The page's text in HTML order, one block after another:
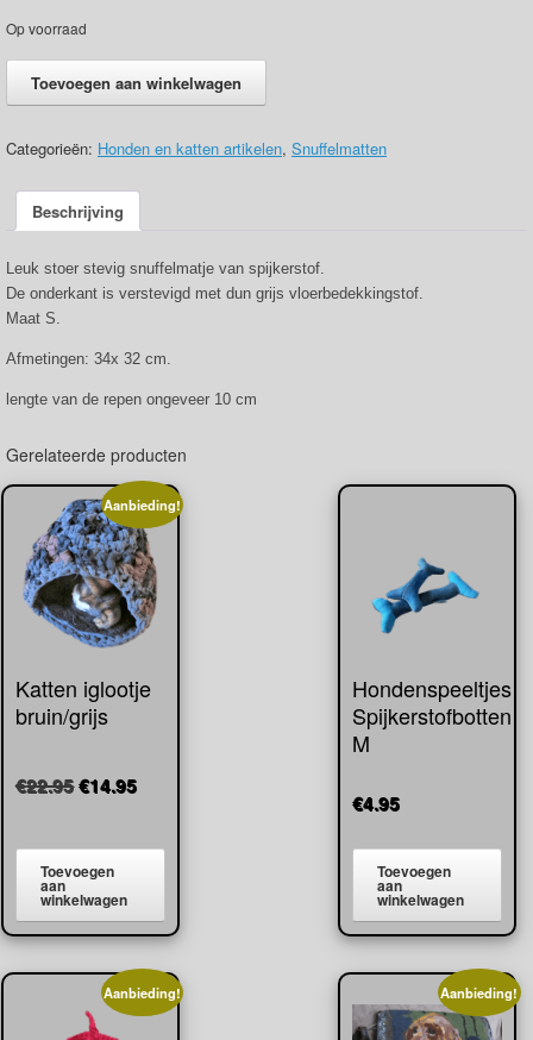
Op voorraad
spijkerstof
aantal
Toevoegen aan winkelwagen
Categorieën: Honden en katten artikelen, Snuffelmatten
Beschrijving
Leuk stoer stevig snuffelmatje van spijkerstof.
De onderkant is verstevigd met dun grijs vloerbedekkingstof.
Maat S.
Afmetingen: 34x 32 cm.
lengte van de repen ongeveer 10 cm
Gerelateerde producten
Aanbieding!
Katten iglootje
bruin/grijs
€22.95Oorspronkelijke
€22.95.
€14.95Huidige
Toevoegen
aan
winkelwagen
Hondenspeeltjes
Spijkerstofbotten
M
€4.95
Toevoegen
aan
winkelwagen
Aanbieding! Aanbieding!